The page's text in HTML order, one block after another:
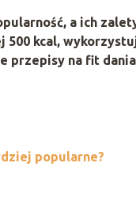
a ich
kcal,
przepisy na fit
popularne?